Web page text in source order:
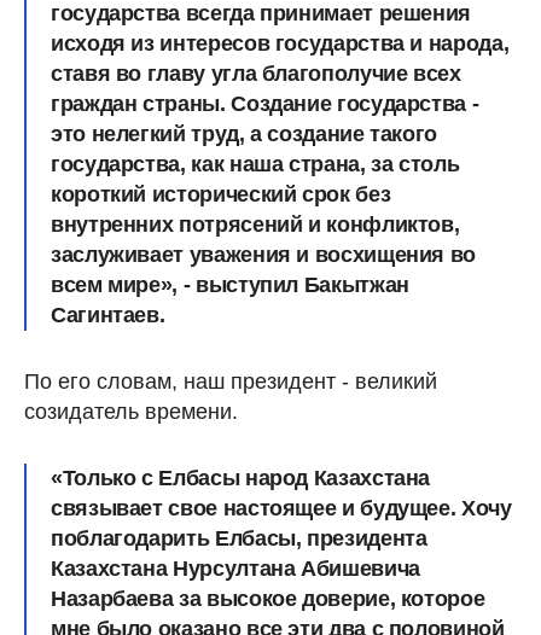
государства всегда принимает решения
исходя из интересов государства и народа,
ставя во главу угла благополучие всех
граждан страны.Создание государства -
это нелегкий труд, а создание такого
государства, как наша страна, за столь
короткий исторический срок без
внутренних потрясений и конфликтов,
заслуживает уважения и восхищения во
всем мире», - выступил Бакытжан
Сагинтаев.
По его словам, наш президент - великий
созидатель времени.
«Только с Елбасы народ Казахстана
связывает свое настоящее и будущее. Хочу
поблагодарить Елбасы, президента
Казахстана Нурсултана Абишевича
Назарбаева за высокое доверие, которое
мне было оказано все эти два с половиной